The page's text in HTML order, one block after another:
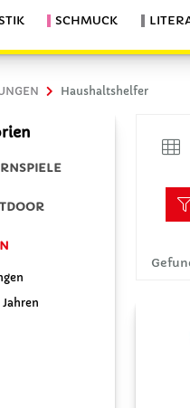
SCHMUCK
Haushaltshelfer